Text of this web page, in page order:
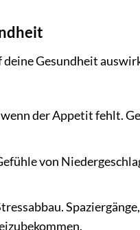
Gesundheit
der Appetit fehlt.
von